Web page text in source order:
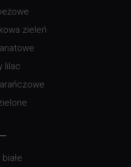
zieleń
lilac